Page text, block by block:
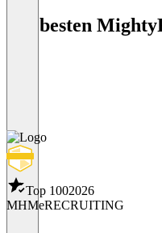
Die besten
Top 1002026
MHMeRECRUITING